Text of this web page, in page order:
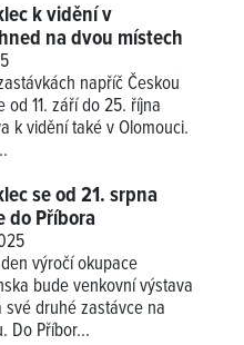
k vidění v
na dvou místech
napříč Českou
od 11. září do 25. října
k vidění také v Olomouci.
se od 21. srpna
do Příbora
výročí okupace
bude venkovní výstava
své druhé zastávce na
Do Příbor...